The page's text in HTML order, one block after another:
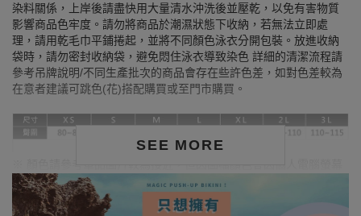
SEE MORE
染料關係，上岸後請盡快用大量清水沖洗後並壓乾，以免有害物質
影響商品色牢度。請勿將商品於潮濕狀態下收納，若無法立即處
理，請用乾毛巾平鋪捲起，並將不同顏色泳衣分開包裝。放進收納
袋時，請勿密封收納袋，避免悶住泳衣導致染色 詳細的清潔流程請
參考吊牌說明/不同生產批次的商品會存在些許色差，如對色差較為
在意者建議可跳色(花)搭配購買或至門市購買。
設定差異略有不同，請以實際商品顏色為準。